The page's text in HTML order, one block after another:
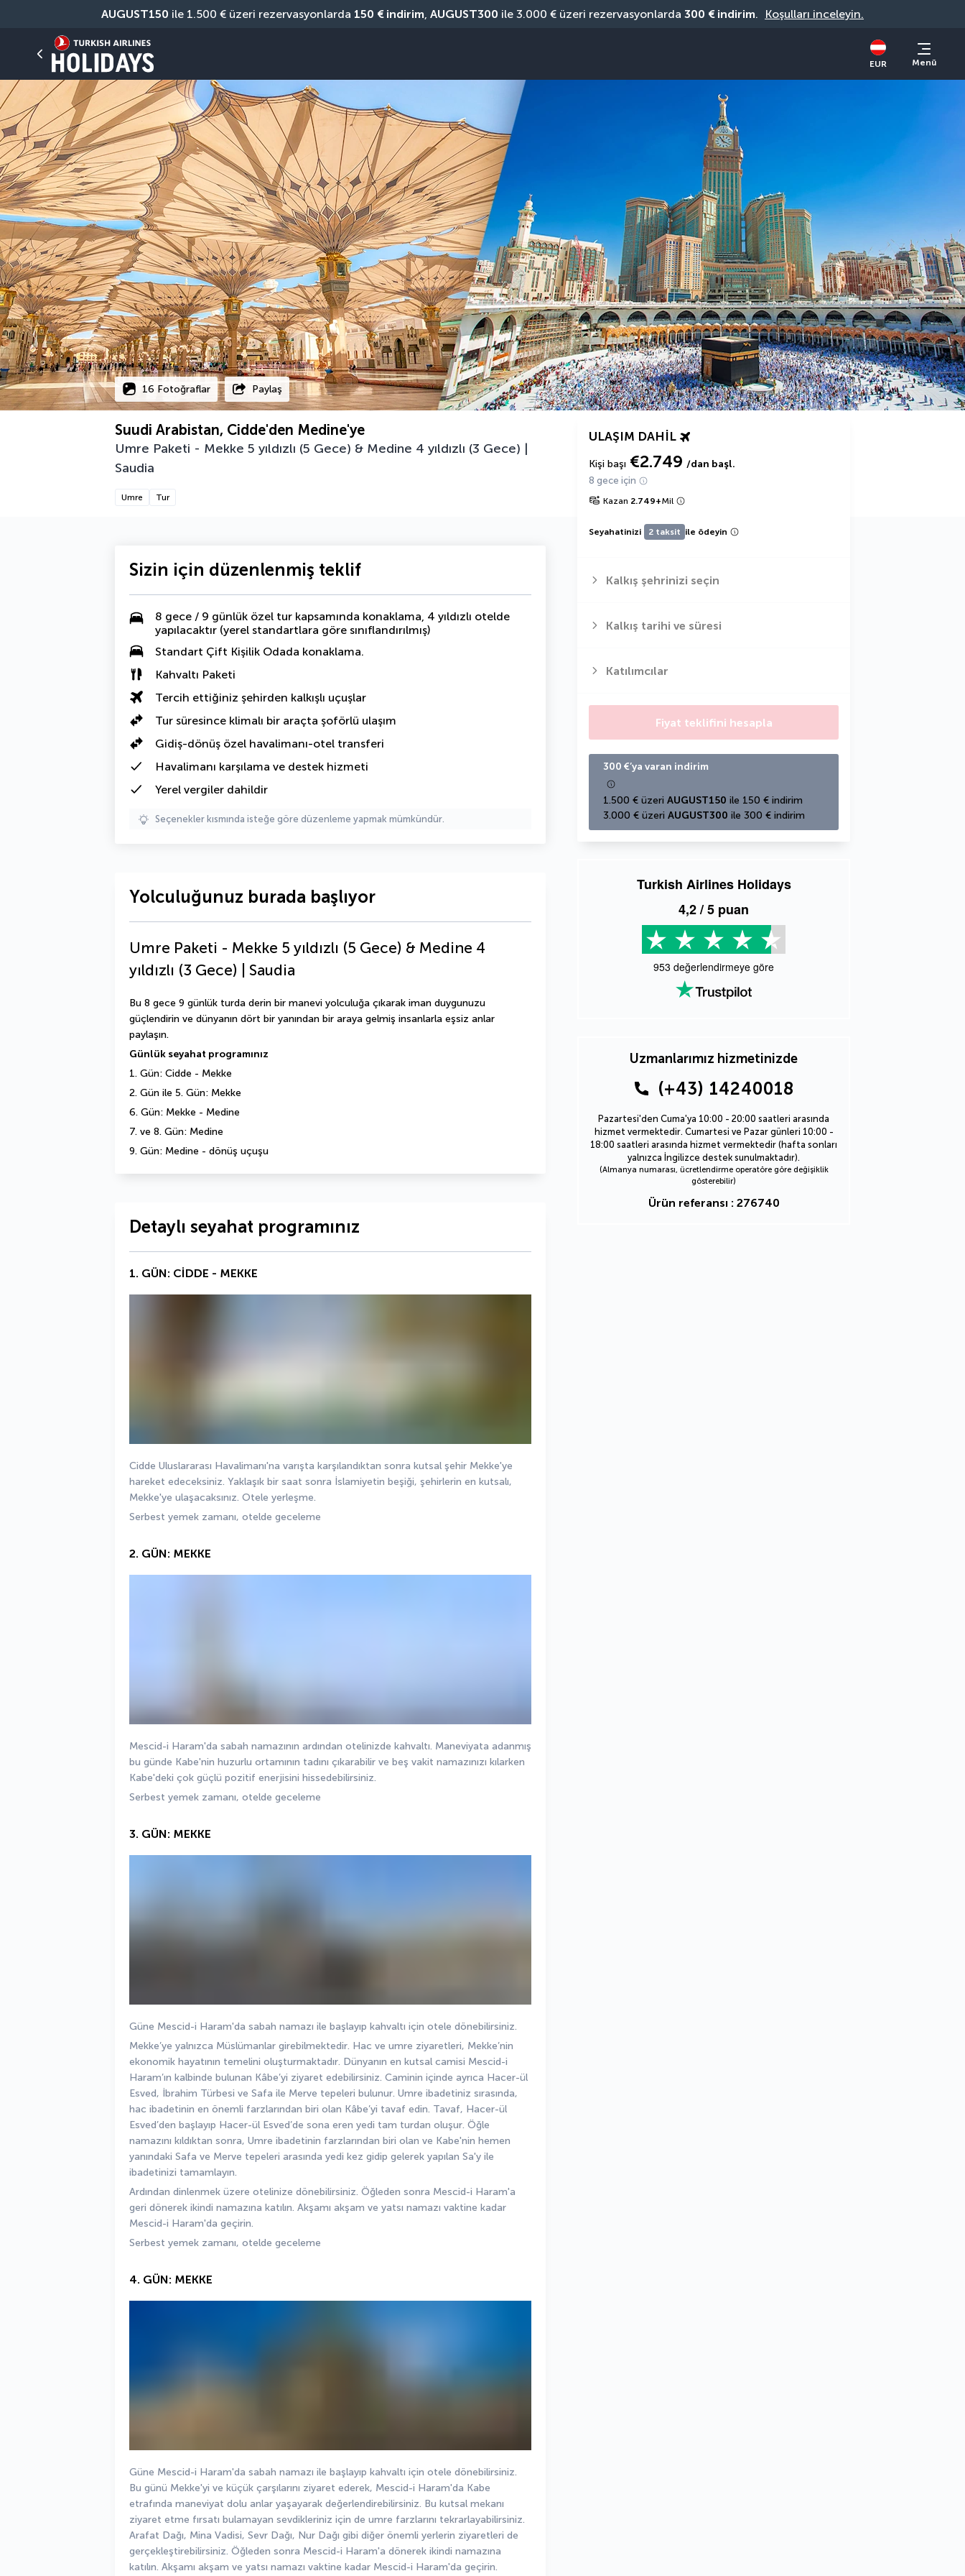
AUGUST150 ile 1.500 € üzeri rezervasyonlarda 150 € indirim, AUGUST300 ile 3.000 € üzeri rezervasyonlarda 300 € indirim. Koşulları inceleyin.
EUR Menü
16 Fotoğraflar Paylaş
Suudi Arabistan, Cidde'den Medine'ye
Umre Paketi - Mekke 5 yıldızlı (5 Gece) & Medine 4 yıldızlı (3 Gece) |
Saudia
Umre Tur
ULAŞIM DAHIL
Kişi başı €2.749 /dan başl.
8 gece için
Kazan 2.749+Mil
Seyahatinizi 2 taksit ile ödeyin
Kalkış şehrinizi seçin
Kalkış tarihi ve süresi
Katılımcılar
Fiyat teklifini hesapla
300 €’ya varan indirim
1.500 € üzeri AUGUST150 ile 150 € indirim
3.000 € üzeri AUGUST300 ile 300 € indirim
Turkish Airlines Holidays
4,2/ 5 puan
953 değerlendirmeye göre
Uzmanlarımız hizmetinizde
(+43) 14240018
Pazartesi'den Cuma'ya 10:00 - 20:00 saatleri arasında
hizmet vermektedir. Cumartesi ve Pazar günleri 10:00 -
18:00 saatleri arasında hizmet vermektedir (hafta sonları
yalnızca İngilizce destek sunulmaktadır).
(Almanya numarası, ücretlendirme operatöre göre değişiklik
gösterebilir)
Ürün referansı : 276740
Sizin için düzenlenmiş teklif
8 gece / 9 günlük özel tur kapsamında konaklama, 4 yıldızlı otelde
yapılacaktır (yerel standartlara göre sınıflandırılmış)
Standart Çift Kişilik Odada konaklama.
Kahvaltı Paketi
Tercih ettiğiniz şehirden kalkışlı uçuşlar
Tur süresince klimalı bir araçta şoförlü ulaşım
Gidiş-dönüş özel havalimanı-otel transferi
Havalimanı karşılama ve destek hizmeti
Yerel vergiler dahildir
Seçenekler kısmında isteğe göre düzenleme yapmak mümkündür.
Yolculuğunuz burada başlıyor
Umre Paketi - Mekke 5 yıldızlı (5 Gece) & Medine 4
yıldızlı (3 Gece) | Saudia
Bu 8 gece 9 günlük turda derin bir manevi yolculuğa çıkarak iman duygunuzu
güçlendirin ve dünyanın dört bir yanından bir araya gelmiş insanlarla eşsiz anlar
paylaşın.
Günlük seyahat programınız
1. Gün: Cidde - Mekke
2. Gün ile 5. Gün: Mekke
6. Gün: Mekke - Medine
7. ve 8. Gün: Medine
9. Gün: Medine - dönüş uçuşu
Detaylı seyahat programınız
1. GÜN: CİDDE - MEKKE
Cidde Uluslararası Havalimanı'na varışta karşılandıktan sonra kutsal şehir Mekke'ye
hareket edeceksiniz. Yaklaşık bir saat sonra İslamiyetin beşiği, şehirlerin en kutsalı,
Mekke'ye ulaşacaksınız. Otele yerleşme.
Serbest yemek zamanı, otelde geceleme
2. GÜN: MEKKE
Mescid-i Haram'da sabah namazının ardından otelinizde kahvaltı. Maneviyata adanmış
bu günde Kabe'nin huzurlu ortamının tadını çıkarabilir ve beş vakit namazınızı kılarken
Kabe'deki çok güçlü pozitif enerjisini hissedebilirsiniz.
Serbest yemek zamanı, otelde geceleme
3. GÜN: MEKKE
Güne Mescid-i Haram'da sabah namazı ile başlayıp kahvaltı için otele dönebilirsiniz.
Mekke’ye yalnızca Müslümanlar girebilmektedir. Hac ve umre ziyaretleri, Mekke’nin
ekonomik hayatının temelini oluşturmaktadır. Dünyanın en kutsal camisi Mescid-i
Haram’ın kalbinde bulunan Kâbe’yi ziyaret edebilirsiniz. Caminin içinde ayrıca Hacer-ül
Esved, İbrahim Türbesi ve Safa ile Merve tepeleri bulunur. Umre ibadetiniz sırasında,
hac ibadetinin en önemli farzlarından biri olan Kâbe’yi tavaf edin. Tavaf, Hacer-ül
Esved’den başlayıp Hacer-ül Esved’de sona eren yedi tam turdan oluşur. Öğle
namazını kıldıktan sonra, Umre ibadetinin farzlarından biri olan ve Kabe'nin hemen
yanındaki Safa ve Merve tepeleri arasında yedi kez gidip gelerek yapılan Sa'y ile
ibadetinizi tamamlayın.
Ardından dinlenmek üzere otelinize dönebilirsiniz. Öğleden sonra Mescid-i Haram'a
geri dönerek ikindi namazına katılın. Akşamı akşam ve yatsı namazı vaktine kadar
Mescid-i Haram'da geçirin.
Serbest yemek zamanı, otelde geceleme
4. GÜN: MEKKE
Güne Mescid-i Haram'da sabah namazı ile başlayıp kahvaltı için otele dönebilirsiniz.
Bu günü Mekke'yi ve küçük çarşılarını ziyaret ederek, Mescid-i Haram'da Kabe
etrafında maneviyat dolu anlar yaşayarak değerlendirebilirsiniz. Bu kutsal mekanı
ziyaret etme fırsatı bulamayan sevdikleriniz için de umre farzlarını tekrarlayabilirsiniz.
Arafat Dağı, Mina Vadisi, Sevr Dağı, Nur Dağı gibi diğer önemli yerlerin ziyaretleri de
gerçekleştirebilirsiniz. Öğleden sonra Mescid-i Haram'a dönerek ikindi namazına
katılın. Akşamı akşam ve yatsı namazı vaktine kadar Mescid-i Haram'da geçirin.